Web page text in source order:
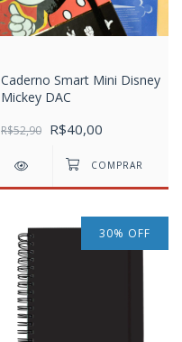
Caderno Smart Mini Disney
Mickey DAC
R$52,90 R$40,00
30% OFF